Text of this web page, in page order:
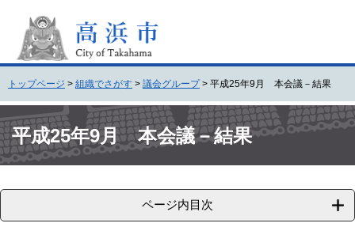
頭
で
す
。
飛
ば
し
て
本
へ
トップページ > 組織でさがす > 議会グループ > 平成25年9月 本会議－結果
文平成25年9月 本会議－結果
ページ内目次